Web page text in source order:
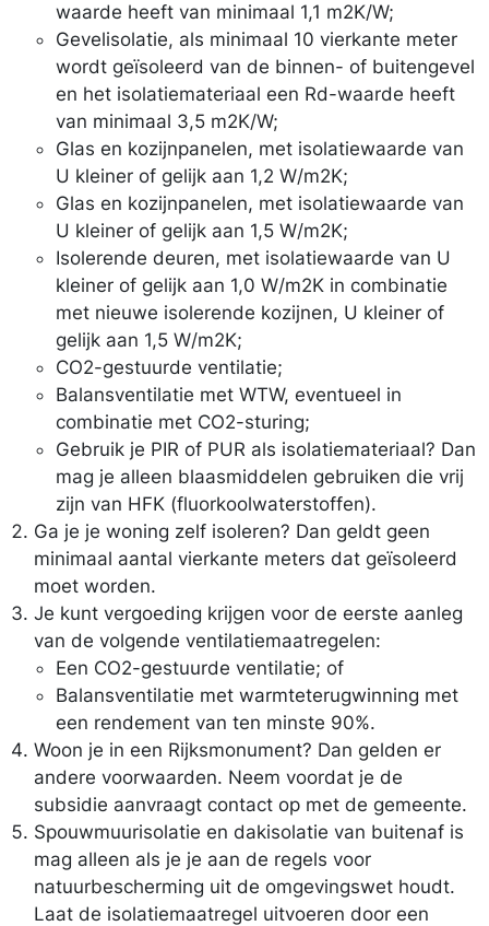
waarde heeft van minimaal 1,1 m2K/W;
Gevelisolatie, als minimaal 10 vierkante meter
wordt geïsoleerd van de binnen- of buitengevel
en het isolatiemateriaal een Rd-waarde heeft
van minimaal 3,5 m2K/W;
Glas en kozijnpanelen, met isolatiewaarde van
U kleiner of gelijk aan 1,2 W/m2K;
Glas en kozijnpanelen, met isolatiewaarde van
U kleiner of gelijk aan 1,5 W/m2K;
Isolerende deuren, met isolatiewaarde van U
kleiner of gelijk aan 1,0 W/m2K in combinatie
met nieuwe isolerende kozijnen, U kleiner of
gelijk aan 1,5 W/m2K;
CO2-gestuurde ventilatie;
Balansventilatie met WTW, eventueel in
combinatie met CO2-sturing;
Gebruik je PIR of PUR als isolatiemateriaal? Dan
mag je alleen blaasmiddelen gebruiken die vrij
zijn van HFK (fluorkoolwaterstoffen).
Ga je je woning zelf isoleren? Dan geldt geen
minimaal aantal vierkante meters dat geïsoleerd
moet worden.
Je kunt vergoeding krijgen voor de eerste aanleg
van de volgende ventilatiemaatregelen:
Een CO2-gestuurde ventilatie; of
Balansventilatie met warmteterugwinning met
een rendement van ten minste 90%.
Woon je in een Rijksmonument? Dan gelden er
andere voorwaarden. Neem voordat je de
subsidie aanvraagt contact op met de gemeente.
Spouwmuurisolatie en dakisolatie van buitenaf is
mag alleen als je je aan de regels voor
natuurbescherming uit de omgevingswet houdt.
Laat de isolatiemaatregel uitvoeren door een